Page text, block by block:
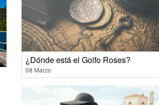
¿Dónde está el Golfo Roses?
08 Marzo